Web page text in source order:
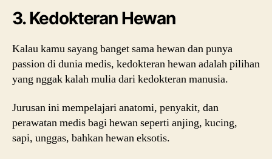
3. Kedokteran Hewan
Kalau kamu sayang banget sama hewan dan punya
passion di dunia medis, kedokteran hewan adalah pilihan
yang nggak kalah mulia dari kedokteran manusia.
Jurusan ini mempelajari anatomi, penyakit, dan
perawatan medis bagi hewan seperti anjing, kucing,
sapi, unggas, bahkan hewan eksotis.